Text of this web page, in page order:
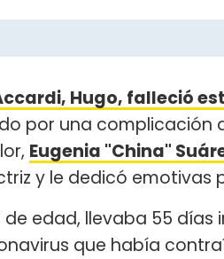
Hugo, falleció
por una complicación
Eugenia "China"
y le dedicó emotivas
de edad, llevaba 55
que había